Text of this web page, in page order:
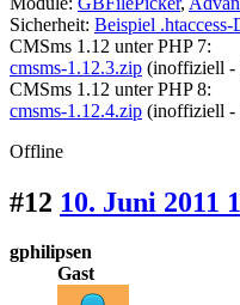
Sicherheit: Beispiel .htaccess-
CMSms 1.12 unter PHP 7:
cmsms-1.12.3.zip (inoffiziell -
CMSms 1.12 unter PHP 8:
cmsms-1.12.4.zip (inoffiziell -
Offline
#12 10. Juni 2011
gphilipsen
Gast